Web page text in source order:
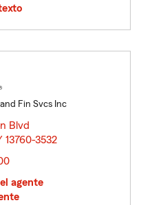
Fin Svcs Inc
Blvd
13760-3532
agente